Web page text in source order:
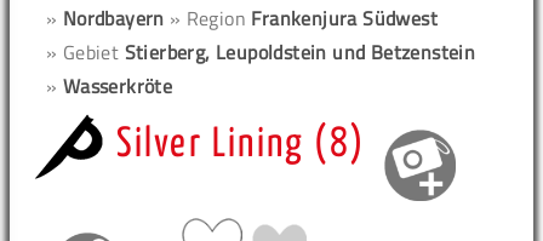
» Nordbayern » Region Frankenjura Südwest
» Gebiet Stierberg, Leupoldstein und Betzenstein
» Wasserkröte
Silver Lining (8)